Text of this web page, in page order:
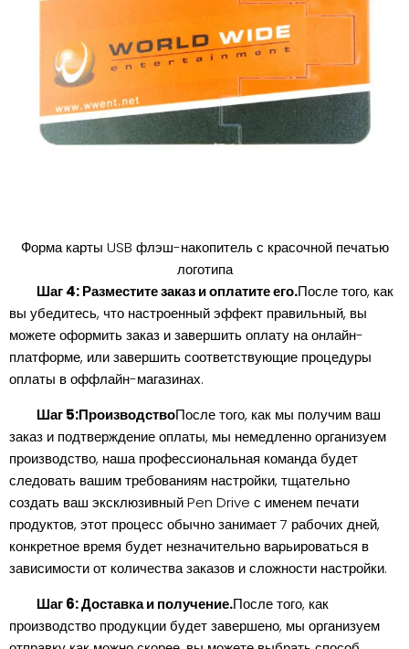
Форма карты USB флэш-накопитель с красочной печатью
логотипа
Шаг 4: Разместите заказ и оплатите его.После того, как
вы убедитесь, что настроенный эффект правильный, вы
можете оформить заказ и завершить оплату на онлайн-
платформе, или завершить соответствующие процедуры
оплаты в оффлайн-магазинах.
Шаг 5:ПроизводствоПосле того, как мы получим ваш
заказ и подтверждение оплаты, мы немедленно организуем
производство, наша профессиональная команда будет
следовать вашим требованиям настройки, тщательно
создать ваш эксклюзивный Pen Drive с именем печати
продуктов, этот процесс обычно занимает 7 рабочих дней,
конкретное время будет незначительно варьироваться в
зависимости от количества заказов и сложности настройки.
Шаг 6: Доставка и получение.После того, как
производство продукции будет завершено, мы организуем